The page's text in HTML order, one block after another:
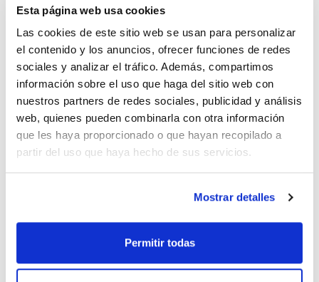
Esta página web usa cookies
Las cookies de este sitio web se usan para personalizar
el contenido y los anuncios, ofrecer funciones de redes
sociales y analizar el tráfico. Además, compartimos
información sobre el uso que haga del sitio web con
nuestros partners de redes sociales, publicidad y análisis
web, quienes pueden combinarla con otra información
que les haya proporcionado o que hayan recopilado a
partir del uso que haya hecho de sus servicios.
Mostrar detalles
Permitir todas
Documentación técnica
TDS / Ficha técnica
Regístrate para
descargas
COA
Regístrate para
descargas
SDS/ Hoja de seguridad
Regístrate para
descargas
productos marca Scharlau habitualmente en stock,